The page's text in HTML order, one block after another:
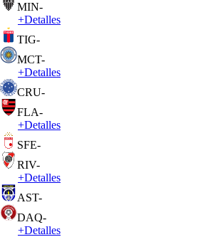
MIN-
+Detalles
TIG-
MCT-
+Detalles
CRU-
FLA-
+Detalles
SFE-
RIV-
+Detalles
AST-
DAQ-
+Detalles